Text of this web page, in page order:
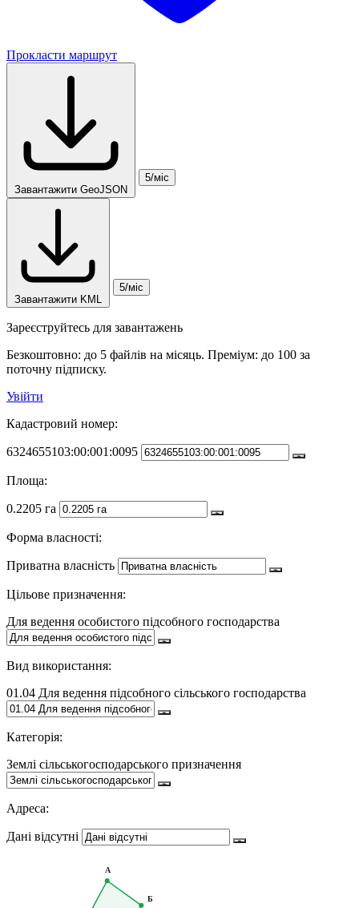
Прокласти маршрут
Завантажити GeoJSON
5/міс
Завантажити KML
5/міс
Зареєструйтесь для завантажень
Безкоштовно: до 5 файлів на місяць. Преміум: до 100 за
поточну підписку.
Увійти
Кадастровий номер:
6324655103:00:001:0095
Площа:
0.2205 га
Форма власності:
Приватна власність
Цільове призначення:
Для ведення особистого підсобного господарства
Вид використання:
01.04 Для ведення підсобного сільського господарства
Категорія:
Землі сільськогосподарського призначення
Адреса:
Дані відсутні
А
Б